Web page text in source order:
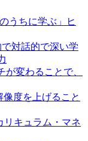
うちに学ぶ」ヒ
対話的で深い学
が変わることで、
度を上げること
リキュラム・マネ